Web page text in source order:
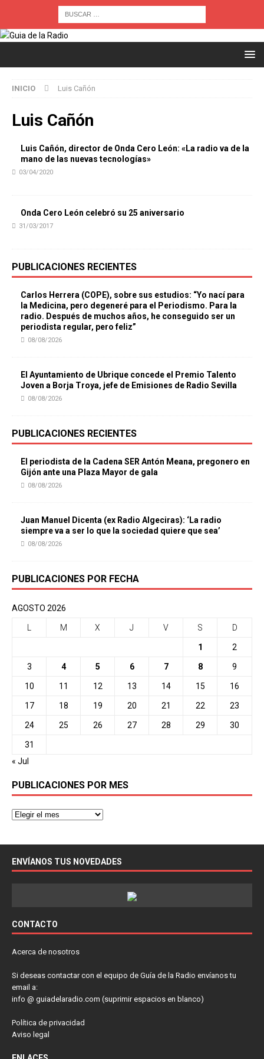
INICIO Luis Cañón
Luis Cañón
Luis Cañón, director de Onda Cero León: «La radio va de la
mano de las nuevas tecnologías»
03/04/2020
Onda Cero León celebró su 25 aniversario
31/03/2017
PUBLICACIONES RECIENTES
Carlos Herrera (COPE), sobre sus estudios: “Yo nací para
la Medicina, pero degeneré para el Periodismo. Para la
radio. Después de muchos años, he conseguido ser un
periodista regular, pero feliz”
08/08/2026
El Ayuntamiento de Ubrique concede el Premio Talento
Joven a Borja Troya, jefe de Emisiones de Radio Sevilla
08/08/2026
PUBLICACIONES RECIENTES
El periodista de la Cadena SER Antón Meana, pregonero en
Gijón ante una Plaza Mayor de gala
08/08/2026
Juan Manuel Dicenta (ex Radio Algeciras): ‘La radio
siempre va a ser lo que la sociedad quiere que sea’
08/08/2026
PUBLICACIONES POR FECHA
AGOSTO 2026
M X J V S D
1 2
3 4 5 6 7 8 9
10 11 12 13 14 15 16
17 18 19 20 21 22 23
24 25 26 27 28 29 30
31
« Jul
PUBLICACIONES POR MES
ENVÍANOS TUS NOVEDADES
CONTACTO
Acerca de nosotros
Si deseas contactar con el equipo de Guía de la Radio envíanos tu
email a:
info @ guiadelaradio.com (suprimir espacios en blanco)
Política de privacidad
Aviso legal